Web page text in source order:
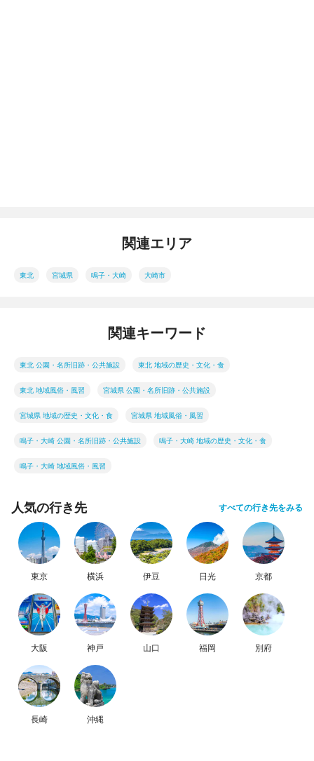
関連エリア
東北 宮城県 鳴子・大崎 大崎市
関連キーワード
東北 公園・名所旧跡・公共施設 東北 地域の歴史・文化・食
東北 地域風俗・風習 宮城県 公園・名所旧跡・公共施設
宮城県 地域の歴史・文化・食 宮城県 地域風俗・風習
鳴子・大崎 公園・名所旧跡・公共施設 鳴子・大崎 地域の歴史・文化・食
鳴子・大崎 地域風俗・風習
人気の行き先 すべての行き先をみる
東京 横浜 伊豆 日光 京都
大阪 神戸 山口 福岡 別府
長崎 沖縄